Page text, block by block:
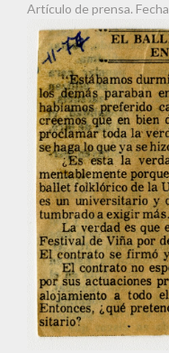
Artículo de prensa.